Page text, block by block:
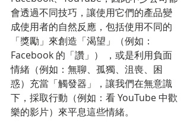
會透過不同技巧，讓使用它們的產品變
成使用者的自然反應，包括使用不同的
「獎勵」來創造「渴望」（例如：
Facebook 的「讚」） ，或是利用負面
情緒（例如：無聊、孤獨、沮喪、困
惑）充當「觸發器」，讓我們在無意識
下，採取行動（例如：看 YouTube 中歡
樂的影片）來平息這些情緒。